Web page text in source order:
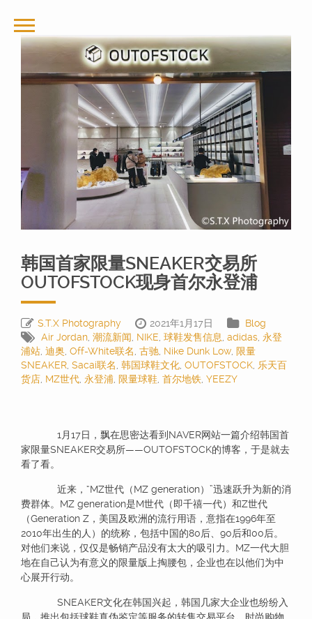
韩国首家限量SNEAKER交易所
OUTOFSTOCK现身首尔永登浦
S.T.X Photography 2021年1月17日
Blog
Air Jordan 潮流新闻 NIKE 球鞋发售信息 adidas 永登
浦站 迪奥 Off-White联名 古驰 Nike Dunk Low 限量
SNEAKER Sacai联名 韩国球鞋文化 OUTOFSTOCK 乐天百
货店 MZ世代 永登浦 限量球鞋 首尔地铁 YEEZY
1月17日，飘在思密达看到NAVER网站一篇介绍韩国首
家限量SNEAKER交易所——OUTOFSTOCK的博客，于是就去
看了看。
近来，“MZ世代（MZ generation）”迅速跃升为新的消
费群体。MZ generation是M世代（即千禧一代）和Z世代
（Generation Z，美国及欧洲的流行用语，意指在1996年至
2010年出生的人）的统称，包括中国的80后、90后和00后。
对他们来说，仅仅是畅销产品没有太大的吸引力。MZ一代大胆
地在自己认为有意义的限量版上掏腰包，企业也在以他们为中
心展开行动。
SNEAKER文化在韩国兴起，韩国几家大企业也纷纷入
局，推出包括球鞋真伪鉴定等服务的转售交易平台。时尚购物